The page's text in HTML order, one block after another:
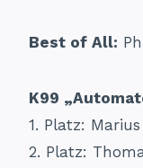
Best of All:
K99
1. Platz:
2. Platz: